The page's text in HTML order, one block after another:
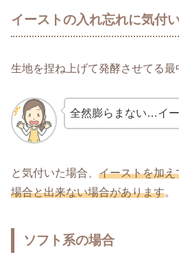
イーストの入れ忘れに気付
生地を捏ね上げて発酵させてる最
全然膨らまない…イー
と気付いた場合、 イーストを加
場合と出来ない場合があります。
ソフト系の場合